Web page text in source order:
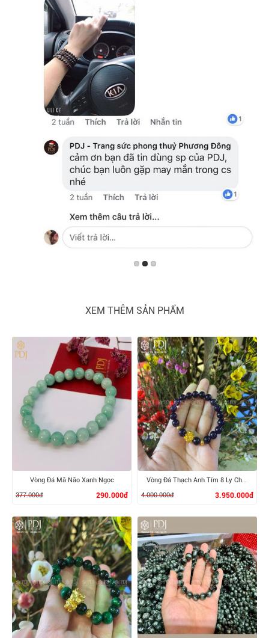
XEM THÊM SẢN PHẨM
XEM CHI TIẾT
Vòng Đá Mã Não Xanh Ngọc
377.000đ
290.000đ
XEM CHI TIẾT
Vòng Đá Thạch Anh Tím 8 Ly Charm Hoa Sen, Bi 24K
4.000.000đ
3.950.000đ